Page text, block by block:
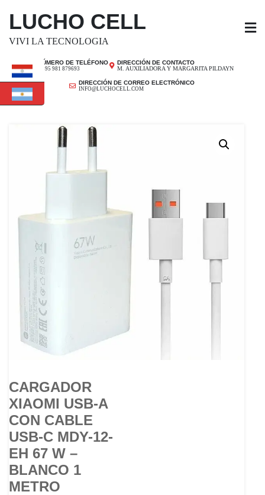
LUCHO CELL
VIVI LA TECNOLOGIA
NÚMERO DE TELÉFONO
+ 595 981 879693
DIRECCIÓN DE CONTACTO
M. AUXILIADORA Y MARGARITA PILDAYN
DIRECCIÓN DE CORREO ELECTRÓNICO
INFO@LUCHOCELL.COM
CARGADOR
XIAOMI USB-A
CON CABLE
USB-C MDY-12-
EH 67 W –
BLANCO 1
METRO